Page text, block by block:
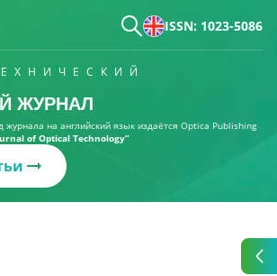
ISSN: 1023-5086
ЖУРНАЛ
журнала на английский язык издаётся Optica Publishing
of Optical Technology“